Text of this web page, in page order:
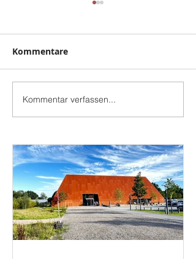
Aarhus
Kommentare
Kommentar verfassen...